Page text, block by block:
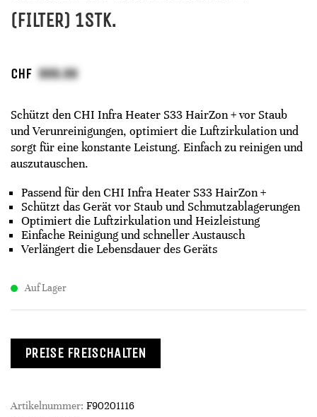
(FILTER) 1STK.
CHF
Schützt den CHI Infra Heater S33 HairZon + vor Staub
und Verunreinigungen, optimiert die Luftzirkulation und
sorgt für eine konstante Leistung. Einfach zu reinigen und
auszutauschen.
Passend für den CHI Infra Heater S33 HairZon +
Schützt das Gerät vor Staub und Schmutzablagerungen
Optimiert die Luftzirkulation und Heizleistung
Einfache Reinigung und schneller Austausch
Verlängert die Lebensdauer des Geräts
Auf Lager
PREISE FREISCHALTEN
Artikelnummer: F90201116